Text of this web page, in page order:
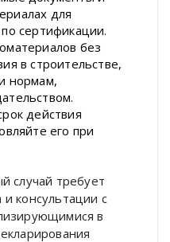
для
сертификации.
без
в строительстве,
нормам,
действия
его при
случай требует
консультации с
в